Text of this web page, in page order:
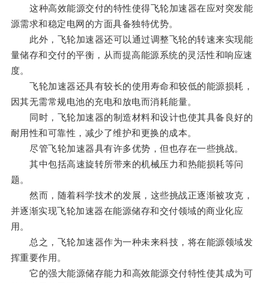
这种高效能源交付的特性使得飞轮加速器在应对突发能
源需求和稳定电网的方面具备独特优势。
此外，飞轮加速器还可以通过调整飞轮的转速来实现能
量储存和交付的平衡，从而提高能源系统的灵活性和响应速
度。
飞轮加速器还具有较长的使用寿命和较低的能源损耗，
因其无需常规电池的充电和放电而消耗能量。
同时，飞轮加速器的制造材料和设计也使其具备良好的
耐用性和可靠性，减少了维护和更换的成本。
尽管飞轮加速器具有许多优势，但也存在一些挑战。
其中包括高速旋转所带来的机械压力和热能损耗等问
题。
然而，随着科学技术的发展，这些挑战正逐渐被攻克，
并逐渐实现飞轮加速器在能源储存和交付领域的商业化应
用。
总之，飞轮加速器作为一种未来科技，将在能源领域发
挥重要作用。
它的强大能源储存能力和高效能源交付特性使其成为可